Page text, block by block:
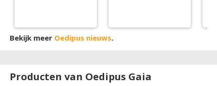
Bekijk meer Oedipus nieuws.
Producten van Oedipus Gaia